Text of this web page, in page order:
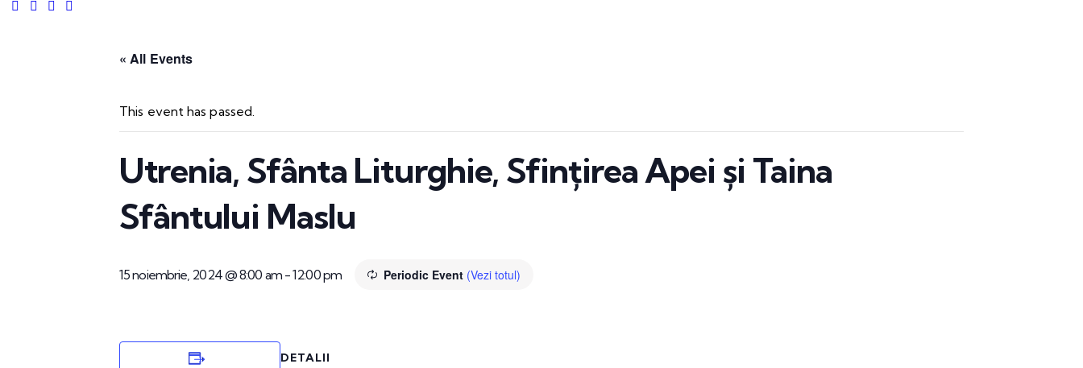
« All Events
This event has passed.
Utrenia, Sfânta Liturghie, Sfințirea Apei și Taina
Sfântului Maslu
15 noiembrie, 2024 @ 8:00 am-12:00 pm Periodic Event (Vezi totul)
DETALII